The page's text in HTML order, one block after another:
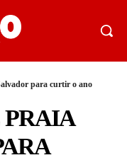
para curtir o ano
PRAIA